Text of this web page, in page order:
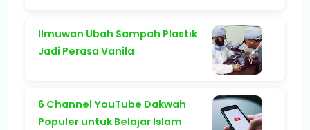
Ilmuwan Ubah Sampah Plastik
Jadi Perasa Vanila
6 Channel YouTube Dakwah
Populer untuk Belajar Islam